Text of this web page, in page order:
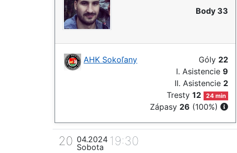
Body 33
AHK Sokoľany Góly 22
I. Asistencie 9
II. Asistencie 2
Tresty12 24 min
Zápasy 26 (100%)
20 04.2024
Sobota
19:30